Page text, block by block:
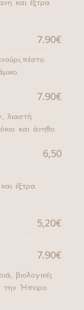
και έξτρα
7.90€
7.90€
λιαστή
και άνηθο.
6,50
έξτρα
5,20€
7.90€
βιολογικές
Ήπειρο.